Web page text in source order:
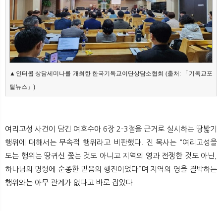
▲인터콥 상담세미나를 개최한 한국기독교이단상담소협회 (출처: 「기독교포
여리고성 사건이 담긴 여호수아 6장 2-3절을 근거로 실시하는 땅밟기
행위에 대해서는 무속적 행위라고 비판했다. 진 목사는 “여리고성을
도는 행위는 땅귀신 쫓는 것도 아니고 지역의 영과 전쟁한 것도 아닌,
하나님의 명령에 순종한 믿음의 행진이었다”며 지역의 영을 결박하는
행위와는 아무 관계가 없다고 바로 잡았다.